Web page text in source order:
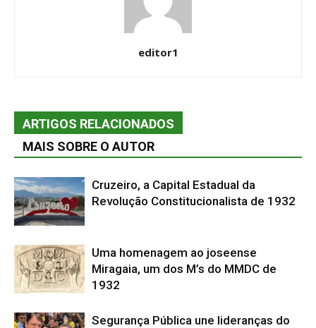
editor1
ARTIGOS RELACIONADOS
MAIS SOBRE O AUTOR
Cruzeiro, a Capital Estadual da
Revolução Constitucionalista de 1932
Uma homenagem ao joseense
Miragaia, um dos M’s do MMDC de
1932
Segurança Pública une lideranças do